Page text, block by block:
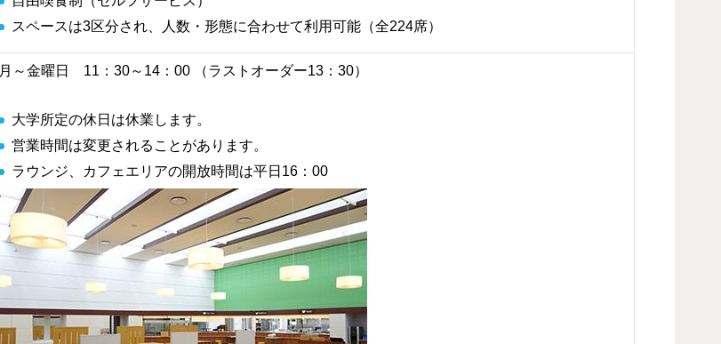
スペースは3区分され、人数・形態に合わせて利用可能（全224席）
月～金曜日 11：30～14：00 （ラストオーダー13：30）
大学所定の休日は休業します。
営業時間は変更されることがあります。
ラウンジ、カフェエリアの開放時間は平日16：00